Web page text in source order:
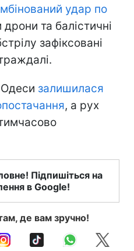
удар по
та балістичні
зафіксовані
Одеси залишилася
, а рух
Підпишіться на
в Google!
де вам зручно!